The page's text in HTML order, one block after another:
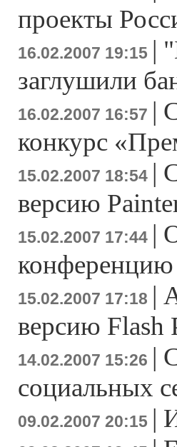
проекты
16.02.2007 19:15 |
заглушили
16.02.2007 16:57 |
конкурс
15.02.2007 18:54 |
версию
15.02.2007 17:44 |
15.02.2007 17:18 |
версию Flash
14.02.2007 15:26 |
социальных
09.02.2007 20:15 |